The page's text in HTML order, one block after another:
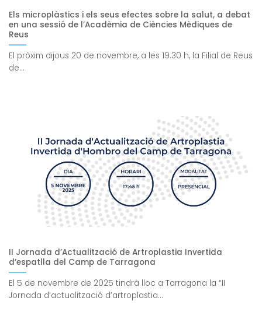
Els microplàstics i els seus efectes sobre la salut, a debat
en una sessió de l’Acadèmia de Ciències Mèdiques de
Reus
El pròxim dijous 20 de novembre, a les 19.30 h, la Filial de Reus
de...
II Jornada d’Actualització de Artroplastia Invertida
d’espatlla del Camp de Tarragona
El 5 de novembre de 2025 tindrà lloc a Tarragona la “II
Jornada d’actualització d’artroplastia...